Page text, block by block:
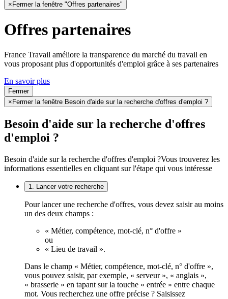
× Fermer la fenêtre "Offres partenaires"
Offres partenaires
France Travail améliore la transparence du marché du travail en
vous proposant plus d'opportunités d'emploi grâce à ses partenaires
En savoir plus
Fermer
× Fermer la fenêtre Besoin d'aide sur la recherche d'offres d'emploi ?
Besoin d'aide sur la recherche d'offres
d'emploi ?
Besoin d'aide sur la recherche d'offres d'emploi ?Vous trouverez les
informations essentielles en cliquant sur l'étape qui vous intéresse
1. Lancer votre recherche
Pour lancer une recherche d'offres, vous devez saisir au moins
un des deux champs :
« Métier, compétence, mot-clé, n° d'offre »
ou
« Lieu de travail ».
Dans le champ « Métier, compétence, mot-clé, n° d'offre »,
vous pouvez saisir, par exemple, « serveur », « anglais »,
« brasserie » en tapant sur la touche « entrée » entre chaque
mot. Vous recherchez une offre précise ? Saisissez